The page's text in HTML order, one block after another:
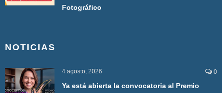
Fotográfico
NOTICIAS
4 agosto, 2026 0
Ya está abierta la convocatoria al Premio